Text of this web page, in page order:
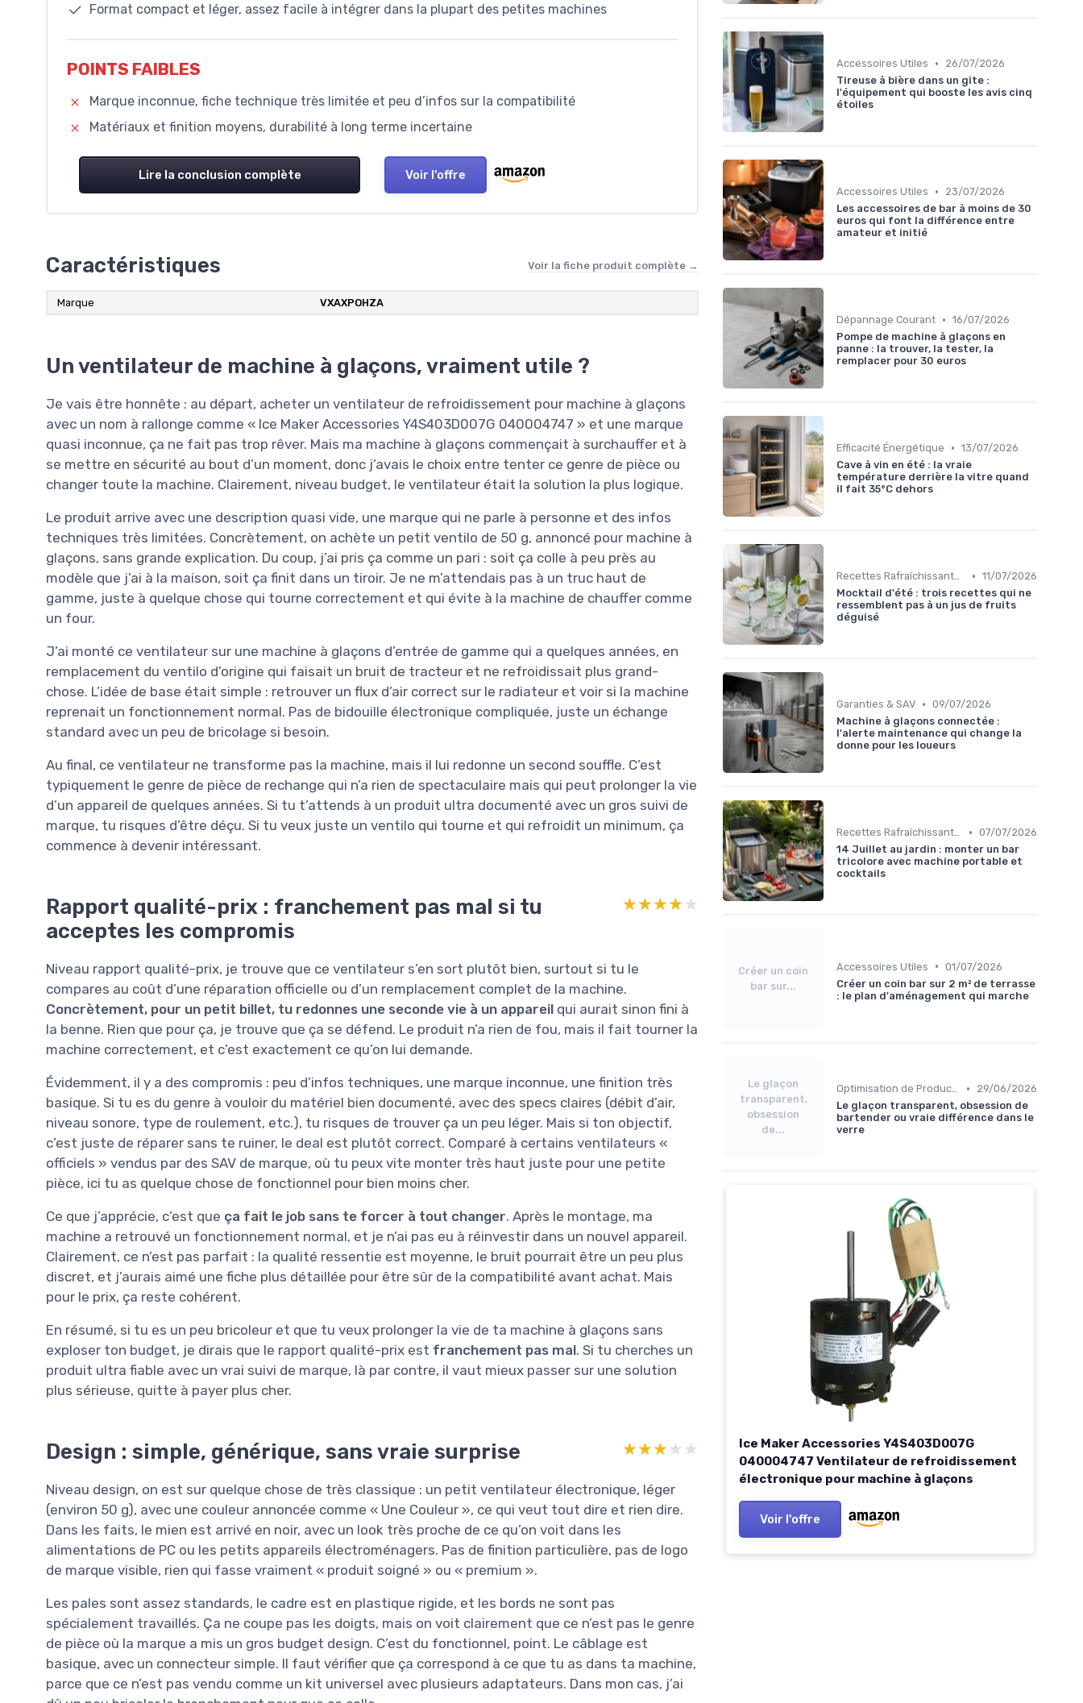
Format compact et léger, assez facile à intégrer dans la plupart des petites machines
POINTS FAIBLES
Marque inconnue, fiche technique très limitée et peu d’infos sur la compatibilité
Matériaux et finition moyens, durabilité à long terme incertaine
Lire la conclusion complète Voir l'offre
Caractéristiques Voir la fiche produit complète →
Marque ‎VXAXPOHZA
Un ventilateur de machine à glaçons, vraiment utile ?
Je vais être honnête : au départ, acheter un ventilateur de refroidissement pour machine à glaçons
avec un nom à rallonge comme « Ice Maker Accessories Y4S403D007G 040004747 » et une marque
quasi inconnue, ça ne fait pas trop rêver. Mais ma machine à glaçons commençait à surchauffer et à
se mettre en sécurité au bout d’un moment, donc j’avais le choix entre tenter ce genre de pièce ou
changer toute la machine. Clairement, niveau budget, le ventilateur était la solution la plus logique.
Le produit arrive avec une description quasi vide, une marque qui ne parle à personne et des infos
techniques très limitées. Concrètement, on achète un petit ventilo de 50 g, annoncé pour machine à
glaçons, sans grande explication. Du coup, j’ai pris ça comme un pari : soit ça colle à peu près au
modèle que j’ai à la maison, soit ça finit dans un tiroir. Je ne m’attendais pas à un truc haut de
gamme, juste à quelque chose qui tourne correctement et qui évite à la machine de chauffer comme
un four.
J’ai monté ce ventilateur sur une machine à glaçons d’entrée de gamme qui a quelques années, en
remplacement du ventilo d’origine qui faisait un bruit de tracteur et ne refroidissait plus grand-
chose. L’idée de base était simple : retrouver un flux d’air correct sur le radiateur et voir si la machine
reprenait un fonctionnement normal. Pas de bidouille électronique compliquée, juste un échange
standard avec un peu de bricolage si besoin.
Au final, ce ventilateur ne transforme pas la machine, mais il lui redonne un second souffle. C’est
typiquement le genre de pièce de rechange qui n’a rien de spectaculaire mais qui peut prolonger la vie
d’un appareil de quelques années. Si tu t’attends à un produit ultra documenté avec un gros suivi de
marque, tu risques d’être déçu. Si tu veux juste un ventilo qui tourne et qui refroidit un minimum, ça
commence à devenir intéressant.
Rapport qualité-prix : franchement pas mal si tu
acceptes les compromis
★★★★★
★★★★★
Niveau rapport qualité-prix, je trouve que ce ventilateur s’en sort plutôt bien, surtout si tu le
compares au coût d’une réparation officielle ou d’un remplacement complet de la machine.
Concrètement, pour un petit billet, tu redonnes une seconde vie à un appareil qui aurait sinon fini à
la benne. Rien que pour ça, je trouve que ça se défend. Le produit n’a rien de fou, mais il fait tourner la
machine correctement, et c’est exactement ce qu’on lui demande.
Évidemment, il y a des compromis : peu d’infos techniques, une marque inconnue, une finition très
basique. Si tu es du genre à vouloir du matériel bien documenté, avec des specs claires (débit d’air,
niveau sonore, type de roulement, etc.), tu risques de trouver ça un peu léger. Mais si ton objectif,
c’est juste de réparer sans te ruiner, le deal est plutôt correct. Comparé à certains ventilateurs «
officiels » vendus par des SAV de marque, où tu peux vite monter très haut juste pour une petite
pièce, ici tu as quelque chose de fonctionnel pour bien moins cher.
Ce que j’apprécie, c’est que ça fait le job sans te forcer à tout changer. Après le montage, ma
machine a retrouvé un fonctionnement normal, et je n’ai pas eu à réinvestir dans un nouvel appareil.
Clairement, ce n’est pas parfait : la qualité ressentie est moyenne, le bruit pourrait être un peu plus
discret, et j’aurais aimé une fiche plus détaillée pour être sûr de la compatibilité avant achat. Mais
pour le prix, ça reste cohérent.
En résumé, si tu es un peu bricoleur et que tu veux prolonger la vie de ta machine à glaçons sans
exploser ton budget, je dirais que le rapport qualité-prix est franchement pas mal. Si tu cherches un
produit ultra fiable avec un vrai suivi de marque, là par contre, il vaut mieux passer sur une solution
plus sérieuse, quitte à payer plus cher.
Design : simple, générique, sans vraie surprise ★★★★★
★★★★★
Niveau design, on est sur quelque chose de très classique : un petit ventilateur électronique, léger
(environ 50 g), avec une couleur annoncée comme « Une Couleur », ce qui veut tout dire et rien dire.
Dans les faits, le mien est arrivé en noir, avec un look très proche de ce qu’on voit dans les
alimentations de PC ou les petits appareils électroménagers. Pas de finition particulière, pas de logo
de marque visible, rien qui fasse vraiment « produit soigné » ou « premium ».
Les pales sont assez standards, le cadre est en plastique rigide, et les bords ne sont pas
spécialement travaillés. Ça ne coupe pas les doigts, mais on voit clairement que ce n’est pas le genre
de pièce où la marque a mis un gros budget design. C’est du fonctionnel, point. Le câblage est
basique, avec un connecteur simple. Il faut vérifier que ça correspond à ce que tu as dans ta machine,
parce que ce n’est pas vendu comme un kit universel avec plusieurs adaptateurs. Dans mon cas, j’ai
Accessoires Utiles •
26/07/2026
Tireuse à bière dans un gîte :
l'équipement qui booste les avis cinq
étoiles
Accessoires Utiles •
23/07/2026
Les accessoires de bar à moins de 30
euros qui font la différence entre
amateur et initié
Dépannage Courant • 16/07/2026
Pompe de machine à glaçons en
panne : la trouver, la tester, la
remplacer pour 30 euros
Efficacité Énergétique • 13/07/2026
Cave à vin en été : la vraie
température derrière la vitre quand
il fait 35°C dehors
Recettes Rafraîchissantes • 11/07/2026
Mocktail d'été : trois recettes qui ne
ressemblent pas à un jus de fruits
déguisé
Garanties & SAV • 09/07/2026
Machine à glaçons connectée :
l'alerte maintenance qui change la
donne pour les loueurs
Recettes Rafraîchissantes • 07/07/2026
14 Juillet au jardin : monter un bar
tricolore avec machine portable et
cocktails
Créer un coin
bar sur...
Accessoires Utiles • 01/07/2026
Créer un coin bar sur 2 m² de terrasse
: le plan d'aménagement qui marche
Le glaçon
transparent,
obsession
de...
Optimisation de Production •
29/06/2026
Le glaçon transparent, obsession de
bartender ou vraie différence dans le
verre
Ice Maker Accessories Y4S403D007G
040004747 Ventilateur de refroidissement
électronique pour machine à glaçons
Voir l'offre